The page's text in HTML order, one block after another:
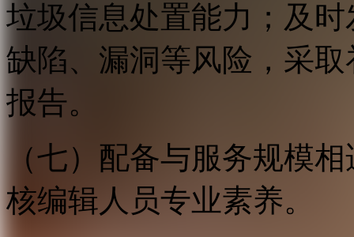
垃圾信息处置能力；及
缺陷、漏洞等风险，采
报告。
（七）配备与服务规模
核编辑人员专业素养。